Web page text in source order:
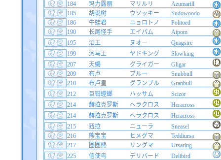
184
玛力露丽 マリルリ
Azumarill
185
胡说树 ウソッキー
Sudowoodo
186
牛蛙君 ニョロトノ
Politoed
190
长尾怪手 エイパム
Aipom
195
沼王 ヌオー
Quagsire
199
河马王 ヤドキング
Slowking
207
天蝎 グライガー
Gligar
209
布卢 ブルー
Snubbull
210
布卢皇 グランブル
Granbull
212
巨钳螳螂 ハッサム
Scizor
214
赫拉克罗斯 ヘラクロス
Heracross
214
赫拉克罗斯 ヘラクロス
Heracross
215
狃拉 ニューラ
Sneasel
216
熊宝宝 ヒメグマ
Teddiursa
217
圈圈熊 リングマ
Ursaring
225
信使鸟 デリバード
Delibird